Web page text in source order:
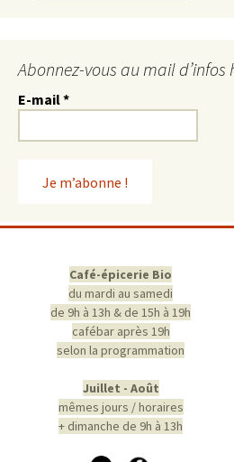
Abonnez-vous au mail d’infos
E-mail*
Café-épicerie Bio
du mardi au samedi
de 9h à 13h & de 15h à 19h
cafébar après 19h
selon la programmation
Juillet - Août
mêmes jours / horaires
+ dimanche de 9h à 13h